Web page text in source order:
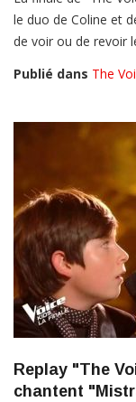
le duo de Coline et
de voir ou de revoir
Publié dans The
Replay "The
chantent